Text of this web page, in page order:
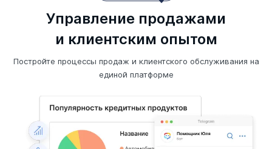
Управление продажами
и клиентским опытом
Постройте процессы продаж и клиентского обслуживания на
единой платформе